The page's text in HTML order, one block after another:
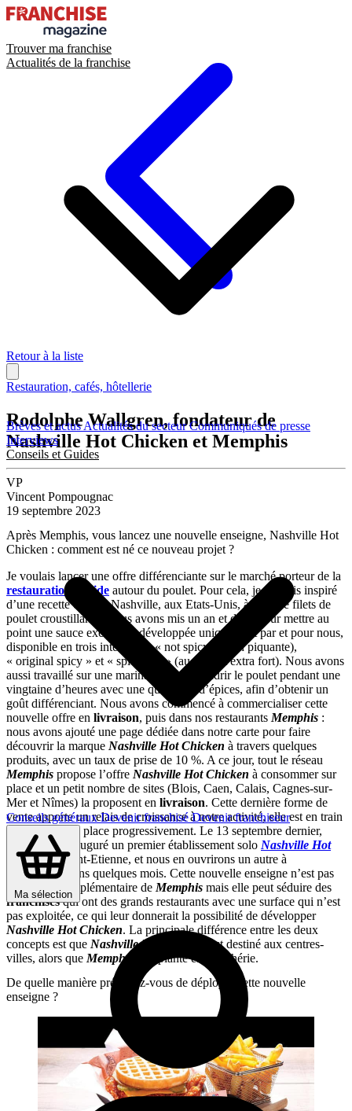
Trouver ma franchise
Actualités de la franchise
Brèves et actusActualités du secteurCommuniqués de presse
Interviews
Conseils et Guides
Conseils générauxDevenir franchiséDevenir franchiseur
Ma sélection
Retour à la liste
Restauration, cafés, hôtellerie
Rodolphe Wallgren, fondateur de
Nashville Hot Chicken et Memphis
VP
Vincent Pompougnac
19 septembre 2023
Après Memphis, vous lancez une nouvelle enseigne, Nashville Hot
Chicken : comment est né ce nouveau projet ?
Je voulais lancer une offre différenciante sur le marché porteur de la
restauration rapide autour du poulet. Pour cela, je me suis inspiré
d’une recette créée à Nashville, aux Etats-Unis, à base de filets de
poulet croustillants. Nous avons mis un an et demi pour mettre au
point une sauce exclusive, développée uniquement par et pour nous,
disponible en trois intensités : « not spicy » (non piquante),
« original spicy » et « spicy fire » (au piment extra fort). Nous avons
aussi travaillé sur une marinade pour attendrir le poulet pendant une
vingtaine d’heures avec une quinzaine d’épices, afin d’obtenir un
goût différenciant. Nous avons commencé à commercialiser cette
nouvelle offre en livraison, puis dans nos restaurants Memphis :
nous avons ajouté une page dédiée dans notre carte pour faire
découvrir la marque Nashville Hot Chicken à travers quelques
produits, avec un taux de prise de 10 %. A ce jour, tout le réseau
Memphis propose l’offre Nashville Hot Chicken à consommer sur
place et un petit nombre de sites (Blois, Caen, Calais, Cagnes-sur-
Mer et Nîmes) la proposent en livraison. Cette dernière forme de
vente apporte un relais de croissance à notre activité, elle est en train
de se mettre en place progressivement. Le 13 septembre dernier,
nous avons inauguré un premier établissement solo Nashville Hot
Chicken à Saint-Etienne, et nous en ouvrirons un autre à
Montpellier dans quelques mois. Cette nouvelle enseigne n’est pas
forcément complémentaire de Memphis mais elle peut séduire des
franchisésqui ont des grands restaurants avec une surface qui n’est
pas exploitée, ce qui leur donnerait la possibilité de développer
Nashville Hot Chicken. La principale différence entre les deux
concepts est que Nashville Hot Chicken
est destiné aux centres-
villes, alors que Memphis
s’implante en périphérie.
De quelle manière prévoyez-vous de déployer cette nouvelle
enseigne ?